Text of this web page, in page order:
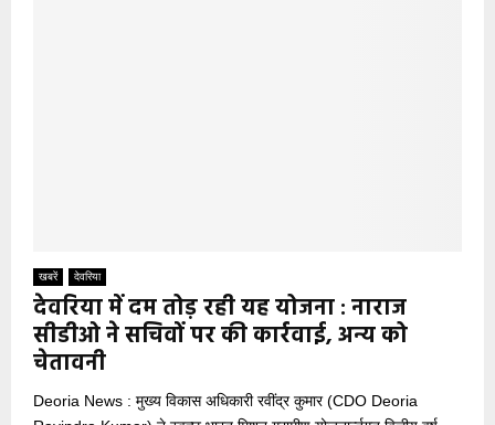
खबरें देवरिया
देवरिया में दम तोड़ रही यह योजना : नाराज
सीडीओ ने सचिवों पर की कार्रवाई, अन्य को
चेतावनी
Deoria News : मुख्य विकास अधिकारी रवींद्र कुमार (CDO Deoria